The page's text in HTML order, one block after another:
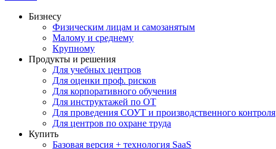
Бизнесу
Физическим лицам и самозанятым
Малому и среднему
Крупному
Продукты и решения
Для учебных центров
Для оценки проф. рисков
Для корпоративного обучения
Для инструктажей по ОТ
Для проведения СОУТ и производственного контроля
Для центров по охране труда
Купить
Базовая версия + технология SaaS